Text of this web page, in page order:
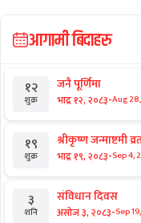
आगामी बिदाहरु
१२
शुक्र
जनै पूर्णिमा
भाद्र १२, २०८३-Aug
१९
शुक्र
श्रीकृष्ण जन्माष्टमी
भाद्र १९, २०८३-Sep 4,
३
शनि
संविधान दिवस
असोज ३, २०८३-Sep